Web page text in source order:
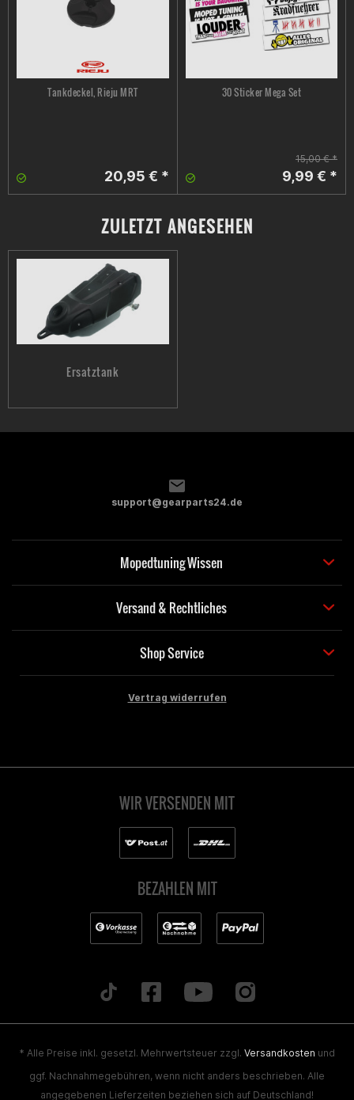
Tankdeckel, Rieju MRT
20,95 € *
30 Sticker Mega Set
15,00 € *
9,99 € *
ZULETZT ANGESEHEN
Ersatztank
support@gearparts24.de
Mopedtuning Wissen
Versand & Rechtliches
Shop Service
Vertrag widerrufen
WIR VERSENDEN MIT
BEZAHLEN MIT
* Alle Preise inkl. gesetzl. Mehrwertsteuer zzgl. Versandkosten und
ggf. Nachnahmegebühren, wenn nicht anders beschrieben. Alle
angegebenen Lieferzeiten beziehen sich auf Deutschland!